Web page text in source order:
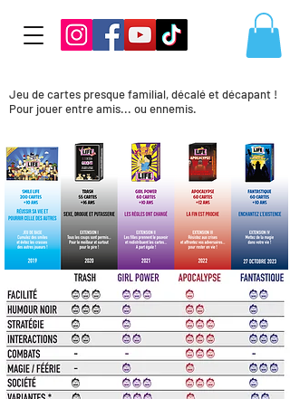
Jeu de cartes presque familial, décalé et décapant !
Pour jouer entre amis... ou ennemis.